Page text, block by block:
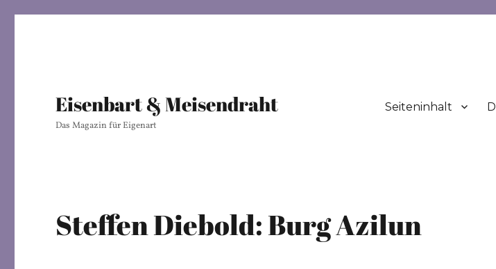
Eisenbart & Meisendraht
Das Magazin für Eigenart
Seiteninhalt
Steffen Diebold: Burg Azilun